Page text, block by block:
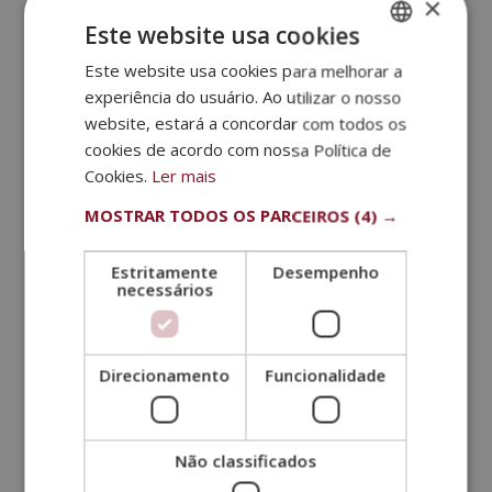
ESTÉTICA
Tratamentos estéticos de
vanguarda
Entre os procedimentos mais inovadores, destacam-
Técnica decrescimento capilarcom plasma rico
Novas tecnologias que
eliminam a celulite
forma permanente.
Preenchimento de rugas profundas
plasma rico em plaquetas, evitando problemas de
intolerância.
Método Belkyra
, que elimina a papada com
microinjeções.
Micropunções de Shelterina, que rejuvenescem
SPANISH
PORTUGUESE
×
Este website usa cookies
Este website usa cookies para melhorar a
experiência do usuário. Ao utilizar o nosso
website, estará a concordar com todos os
cookies de acordo com nossa Política de
Cookies. Ler mais
MOSTRAR TODOS OS PARCEIROS (4) →
Estritamente
necessários
Desempenho
Direcionamento Funcionalidade
Não classificados